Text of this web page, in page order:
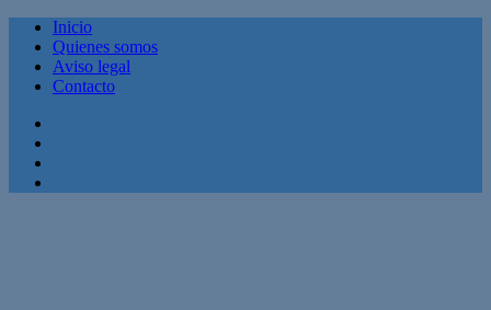
Inicio
Quienes somos
Aviso legal
Contacto